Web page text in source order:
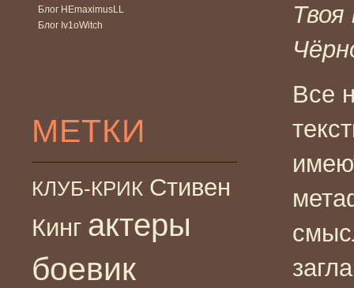
Блог HEmaximusLL
Блог Iv1oWitch
МЕТКИ
КЛУБ-КРИК Стивен
Кинг актеры
боевик
Все